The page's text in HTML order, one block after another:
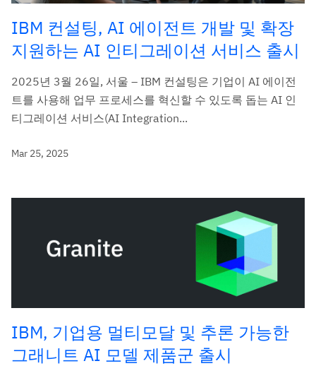
IBM 컨설팅, AI 에이전트 개발 및 확장
지원하는 AI 인티그레이션 서비스 출시
2025년 3월 26일, 서울 – IBM 컨설팅은 기업이 AI 에이전
트를 사용해 업무 프로세스를 혁신할 수 있도록 돕는 AI 인
티그레이션 서비스(AI Integration...
Mar 25, 2025
IBM, 기업용 멀티모달 및 추론 가능한
그래니트 AI 모델 제품군 출시